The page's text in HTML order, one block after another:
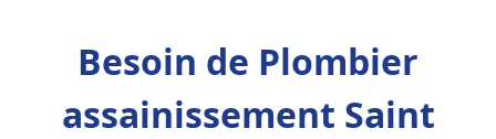
Besoin de Plombier
assainissement Saint